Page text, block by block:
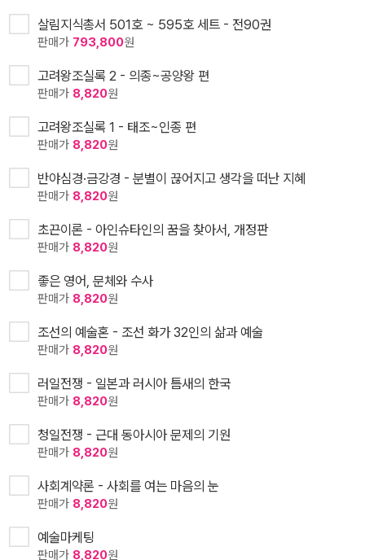
살림지식총서 501호 ~ 595호 세트 - 전90권
판매가 793,800원
고려왕조실록 2 - 의종~공양왕 편
판매가 8,820원
고려왕조실록 1 - 태조~인종 편
판매가 8,820원
반야심경·금강경 - 분별이 끊어지고 생각을 떠난 지혜
판매가 8,820원
초끈이론 - 아인슈타인의 꿈을 찾아서, 개정판
판매가 8,820원
좋은 영어, 문체와 수사
판매가 8,820원
조선의 예술혼 - 조선 화가 32인의 삶과 예술
판매가 8,820원
러일전쟁 - 일본과 러시아 틈새의 한국
판매가 8,820원
청일전쟁 - 근대 동아시아 문제의 기원
판매가 8,820원
사회계약론 - 사회를 여는 마음의 눈
판매가 8,820원
예술마케팅
판매가 8,820원